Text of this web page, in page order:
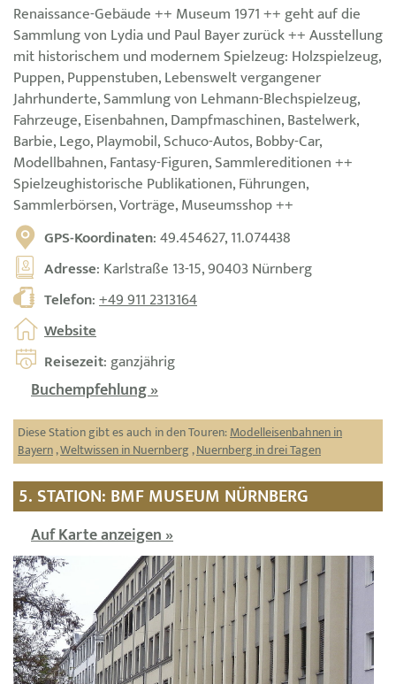
Renaissance-Gebäude ++ Museum 1971 ++ geht auf die
Sammlung von Lydia und Paul Bayer zurück ++ Ausstellung
mit historischem und modernem Spielzeug: Holzspielzeug,
Puppen, Puppenstuben, Lebenswelt vergangener
Jahrhunderte, Sammlung von Lehmann-Blechspielzeug,
Fahrzeuge, Eisenbahnen, Dampfmaschinen, Bastelwerk,
Barbie, Lego, Playmobil, Schuco-Autos, Bobby-Car,
Modellbahnen, Fantasy-Figuren, Sammlereditionen ++
Spielzeughistorische Publikationen, Führungen,
Sammlerbörsen, Vorträge, Museumsshop ++
GPS-Koordinaten: 49.454627, 11.074438
Adresse: Karlstraße 13-15, 90403 Nürnberg
Telefon:+49 911 2313164
Website
Reisezeit: ganzjährig
Buchempfehlung »
Diese Station gibt es auch in den Touren:Modelleisenbahnen in
Bayern,Weltwissen in Nuernberg ,Nuernberg in drei Tagen
5. STATION: BMF MUSEUM NÜRNBERG
Auf Karte anzeigen »